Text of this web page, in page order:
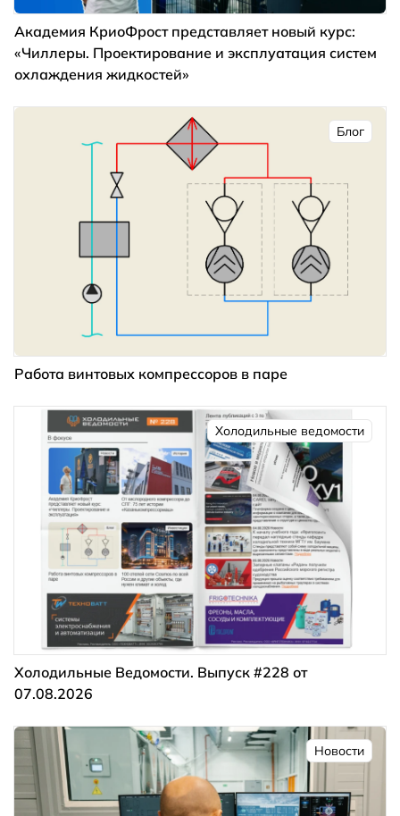
Академия КриоФрост представляет новый курс:
«Чиллеры. Проектирование и эксплуатация систем
охлаждения жидкостей»
Блог
Работа винтовых компрессоров в паре
Холодильные ведомости
Холодильные Ведомости. Выпуск #228 от
07.08.2026
Новости